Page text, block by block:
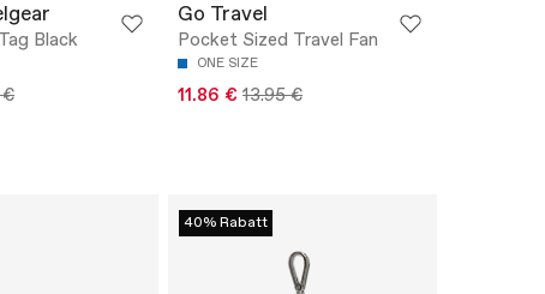
Black
Go Travel
Pocket Sized Travel Fan
ONE SIZE
11.86 € 13.95 €
40% Rabatt